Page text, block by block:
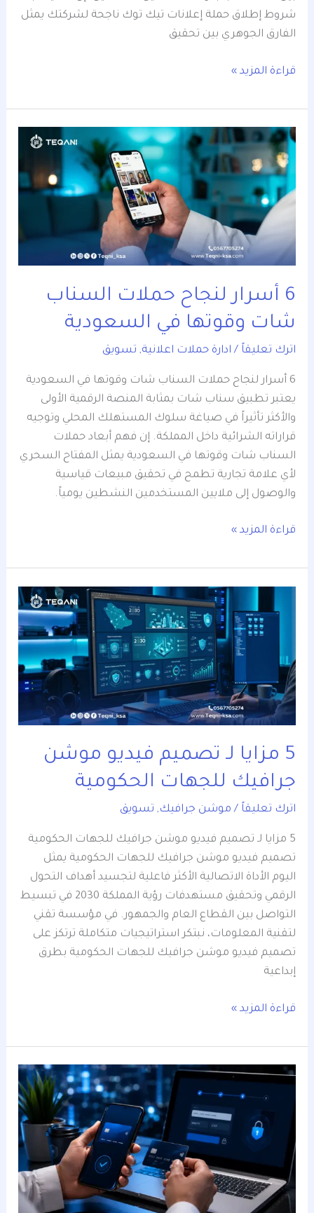
شروط إطلاق حملة إعلانات تيك توك ناجحة لشركتك يمثل
الفارق الجوهري بين تحقيق
قراءة المزيد »
6 أسرار لنجاح حملات السناب
شات وقوتها في السعودية
اترك تعليقاً / ادارة حملات اعلانية, تسويق
6 أسرار لنجاح حملات السناب شات وقوتها في السعودية
يعتبر تطبيق سناب شات بمثابة المنصة الرقمية الأولى
والأكثر تأثيراً في صياغة سلوك المستهلك المحلي وتوجيه
قراراته الشرائية داخل المملكة. إن فهم أبعاد حملات
السناب شات وقوتها في السعودية يمثل المفتاح السحري
لأي علامة تجارية تطمح في تحقيق مبيعات قياسية
والوصول إلى ملايين المستخدمين النشطين يومياً.
6
أسرار
لنجاح
حملات
السناب
وقوتها
في
السعودية
قراءة المزيد »
5 مزايا لـ تصميم فيديو موشن
جرافيك للجهات الحكومية
اترك تعليقاً / موشن جرافيك, تسويق
5 مزايا لـ تصميم فيديو موشن جرافيك للجهات الحكومية
تصميم فيديو موشن جرافيك للجهات الحكومية يمثل
اليوم الأداة الاتصالية الأكثر فاعلية لتجسيد أهداف التحول
الرقمي وتحقيق مستهدفات رؤية المملكة 2030 في تبسيط
التواصل بين القطاع العام والجمهور. في مؤسسة تقني
لتقنية المعلومات، نبتكر استراتيجيات متكاملة ترتكز على
تصميم فيديو موشن جرافيك للجهات الحكومية بطرق
إبداعية
مزايا
فيديو
موشن
جرافيك
للجهات
الحكومية
قراءة المزيد »
دليل
الشامل
للشركات
السعودية
في
2026